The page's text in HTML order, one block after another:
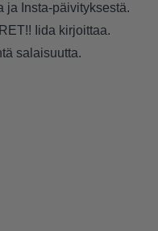
ja Insta-päivityksestä.
Iida kirjoittaa.
salaisuutta.